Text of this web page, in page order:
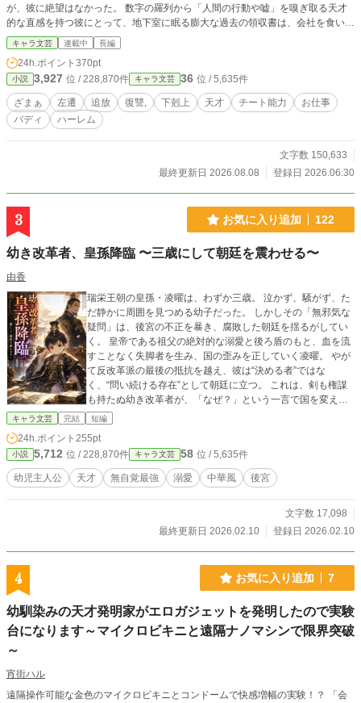
が、彼に絶望はなかった。 数字の羅列から「人間の行動や嘘」を嗅ぎ取る天才
的な直感を持つ彼にとって、地下室に眠る膨大な過去の領収書は、会社を食い物
にしている腐敗した役員たちの「不正の証拠」の宝庫だったのだ。 イギリスか
ら左遷されてきた凄腕ハッカーの金髪美女クロエをはじめ、社内政治のプロ、国
際金融の専門家、敏腕弁護士、神業の運び屋など、各分野のスペシャリストであ
る美女たちを次々と味方につけた清太郎は、静かに牙を研ぐ。 たった1円のズレ
から、対象の社会的地位も財産もすべて奪い去り、息の根を完全に止める。 天
才経理マンによる、決して感情的にならない「合法的な完全復讐劇」が今、幕を
開ける！
キャラ文芸 連載中 長編
24h.ポイント 370pt
小説 3,927 位 / 228,870件 キャラ文芸 36 位 / 5,635件
ざまぁ 左遷 追放 復讐, 下剋上 天才 チート能力
お仕事
バディ
ハーレム
文字数 150,633
最終更新日 2026.08.08
登録日 2026.06.30
3 お気に入り追加 122
幼き改革者、皇孫降臨 〜三歳にして朝廷を震わせる〜
由香
瑞栄王朝の皇孫・凌曜は、わずか三歳。 泣かず、騒がず、た
だ静かに周囲を見つめる幼子だった。 しかしその「無邪気な
疑問」は、後宮の不正を暴き、腐敗した朝廷を揺るがしてい
く。 皇帝である祖父の絶対的な溺愛と後ろ盾のもと、血を流
すことなく失脚者を生み、国の歪みを正していく凌曜。 やが
て反改革派の最後の抵抗を越え、彼は“決める者”ではな
く、“問い続ける存在”として朝廷に立つ。 これは、剣も権謀
も持たぬ幼き改革者が、「なぜ？」という一言で国を変えて
いく物語。
キャラ文芸 完結 短編
24h.ポイント 255pt
小説 5,712 位 / 228,870件 キャラ文芸 58 位 / 5,635件
幼児主人公 天才 無自覚最強 溺愛 中華風 後宮
文字数 17,098
最終更新日 2026.02.10
登録日 2026.02.10
4 お気に入り追加 7
幼馴染みの天才発明家がエロガジェットを発明したので実験
台になります～マイクロビキニと遠隔ナノマシンで限界突破
～
宵街ハル
遠隔操作可能な金色のマイクロビキニとコンドームで快感増幅の実験！？ 「会